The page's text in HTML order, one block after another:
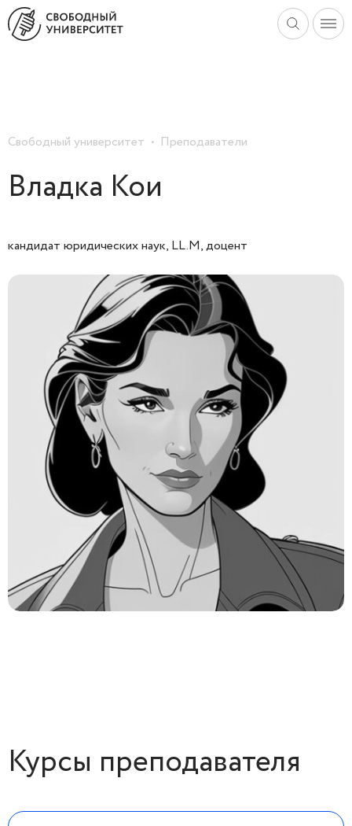
Свободный университет Преподаватели
Владка Кои
кандидат юридических наук, LL.M, доцент
Курсы преподавателя